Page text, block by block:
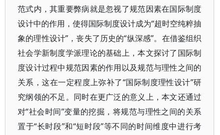
范式内，其重要弊病就是忽视了规范因素在国际制度
设计中的作用，使得国际制度设计成为“超时空纯粹抽
象的理性设计”，丧失了历史的“纵深感”。在借鉴组织
社会学新制度学派理论的基础上，本文探讨了国际制
度设计过程中规范因素的作用以及规范与理性之间的
关系，这在一定程度上弥补了“国际制度理性设计”研
究纲领的不足。同时在更广泛的意义上，本文还通过
对“社会时间”变量的挖掘，将规范与理性之间的关系
置于“长时段”和“短时段”等不同的时间维度中进行考